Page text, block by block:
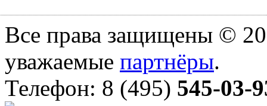
Все права защищены ©
уважаемые партнёры.
Телефон: 8 (495) 545-03-